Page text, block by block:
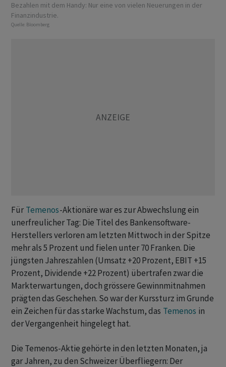
Bezahlen mit dem Handy: Nur eine von vielen Neuerungen in der
Finanzindustrie.
Quelle: Bloomberg
Für Temenos-Aktionäre war es zur Abwechslung ein
unerfreulicher Tag: Die Titel des Bankensoftware-
Herstellers verloren am letzten Mittwoch in der Spitze
mehr als 5 Prozent und fielen unter 70 Franken. Die
jüngsten Jahreszahlen (Umsatz +20 Prozent, EBIT +15
Prozent, Dividende +22 Prozent) übertrafen zwar die
Markterwartungen, doch grössere Gewinnmitnahmen
prägten das Geschehen. So war der Kurssturz im Grunde
ein Zeichen für das starke Wachstum, das Temenos in
der Vergangenheit hingelegt hat.
Die Temenos-Aktie gehörte in den letzten Monaten, ja
gar Jahren, zu den Schweizer Überfliegern: Der